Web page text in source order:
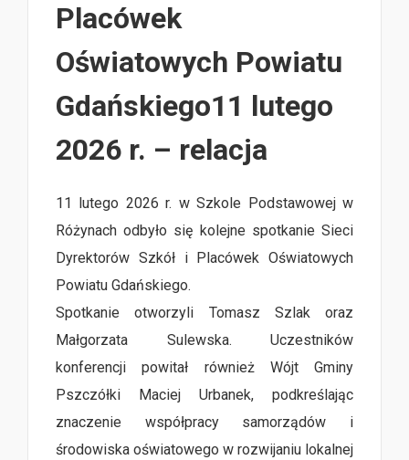
Placówek
Oświatowych Powiatu
Gdańskiego11 lutego
2026 r. – relacja
11 lutego 2026 r. w Szkole Podstawowej w
Różynach odbyło się kolejne spotkanie Sieci
Dyrektorów Szkół i Placówek Oświatowych
Powiatu Gdańskiego.
Spotkanie otworzyli Tomasz Szlak oraz
Małgorzata Sulewska. Uczestników
konferencji powitał również Wójt Gminy
Pszczółki Maciej Urbanek, podkreślając
znaczenie współpracy samorządów i
środowiska oświatowego w rozwijaniu lokalnej